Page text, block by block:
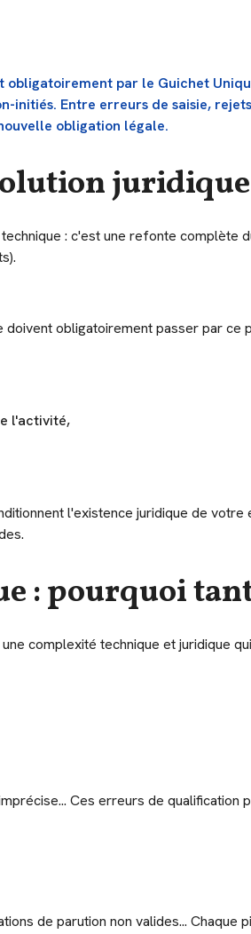
par le Guichet
initiés. Entre erreurs de saisie,
obligation légale.
juridique
: c'est une refonte
obligatoirement passer par ce
l'activité,
l'existence juridique de
: pourquoi
complexité technique et juridique
Ces erreurs de
de parution non valides...